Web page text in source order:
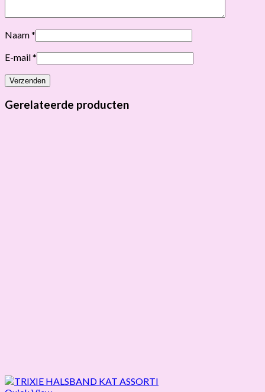
Naam*
E-mail*
Gerelateerde producten